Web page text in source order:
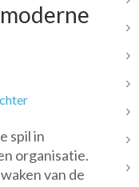
op
veelzijdige
rol
van
spil in
organisatie.
van de